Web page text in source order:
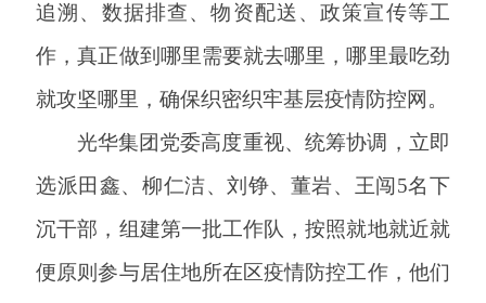
追溯、数据排查、物资配送、政策宣传等工
作，真正做到哪里需要就去哪里，哪里最吃劲
就攻坚哪里，确保织密织牢基层疫情防控网。
光华集团党委高度重视、统筹协调，立即
选派田鑫、柳仁洁、刘铮、董岩、王闯 5名下
沉干部，组建第一批工作队，按照就地就近就
便原则参与居住地所在区疫情防控工作，他们